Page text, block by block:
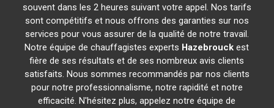
souvent dans les 2 heures suivant votre appel. Nos tarifs
sont compétitifs et nous offrons des garanties sur nos
services pour vous assurer de la qualité de notre travail.
Notre équipe de chauffagistes experts Hazebrouck est
fière de ses résultats et de ses nombreux avis clients
satisfaits. Nous sommes recommandés par nos clients
pour notre professionnalisme, notre rapidité et notre
efficacité. N'hésitez plus, appelez notre équipe de